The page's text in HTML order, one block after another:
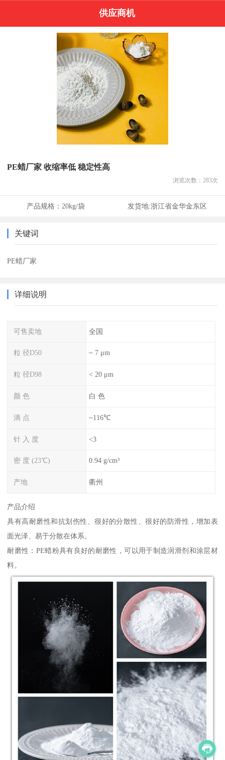
供应商机
PE蜡厂家 收缩率低 稳定性高
浏览次数： 283次
产品规格： 20kg/袋 发货地:浙江省金华金东区
关键词
PE蜡厂家
详细说明
可售卖地 全国
粒 径D50 ~ 7 μm
粒 径D98 < 20 μm
颜 色 白 色
滴 点 ~116℃
针 入 度 <3
密 度 (23℃) 0.94 g/cm³
产地 衢州
产品介绍
具有高耐磨性和抗划伤性、很好的分散性、很好的防滑性，增加表
面光泽、易于分散在体系。
耐磨性：PE蜡粉具有良好的耐磨性，可以用于制造润滑剂和涂层材
料。